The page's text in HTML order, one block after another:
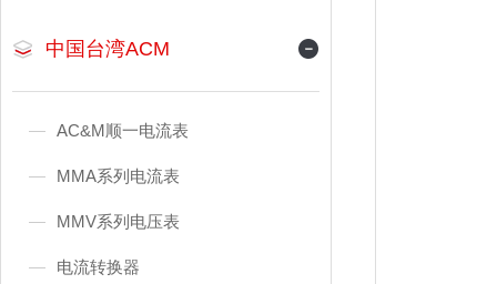
中国台湾ACM
AC&M顺一电流表
MMA系列电流表
MMV系列电压表
电流转换器